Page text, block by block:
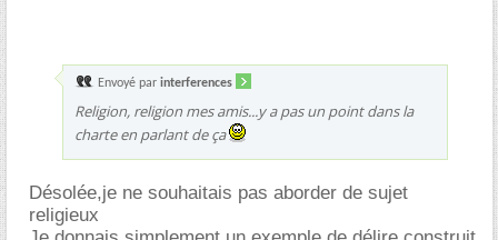
Envoyé par interferences
Religion, religion mes amis...y a pas un point dans la
charte en parlant de ça
Désolée,je ne souhaitais pas aborder de sujet
religieux